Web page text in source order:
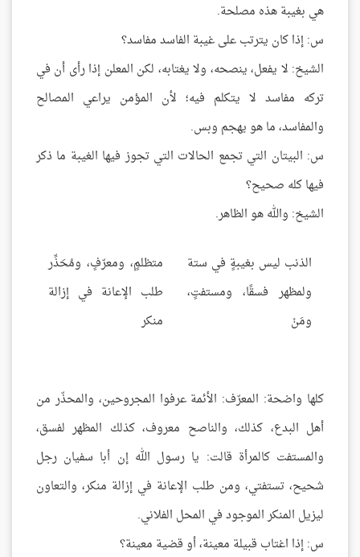
هي بغيبة هذه مصلحة.
س: إذا كان يترتب على غيبة الفاسد مفاسد؟
الشيخ: لا يفعل، ينصحه، ولا يغتابه، لكن المعلن إذا رأى أن في
تركه مفاسد لا يتكلم فيه؛ لأن المؤمن يراعي المصالح
والمفاسد، ما هو يهجم وبس.
س: البيتان التي تجمع الحالات التي تجوز فيها الغيبة ما ذكر
فيها كله صحيح؟
الشيخ: والله هو الظاهر.
الذنب ليس بغيبةٍ في ستة
متظلمٍ، ومعرّفٍ، ومُحَذِّر
ولمظهر فسقًا، ومستفتٍ،
ومَنْ
طلب الإعانة في إزالة
منكر
كلها واضحة: المعرّف: الأئمة عرفوا المجروحين، والمحذّر من
أهل البدع، كذلك، والناصح معروف، كذلك المظهر لفسق،
والمستفت كالمرأة قالت: يا رسول الله إن أبا سفيان رجل
شحيح، تستفتي، ومن طلب الإعانة في إزالة منكر، والتعاون
ليزيل المنكر الموجود في المحل الفلاني.
س: إذا اغتاب قبيلة معينة، أو قضية معينة؟